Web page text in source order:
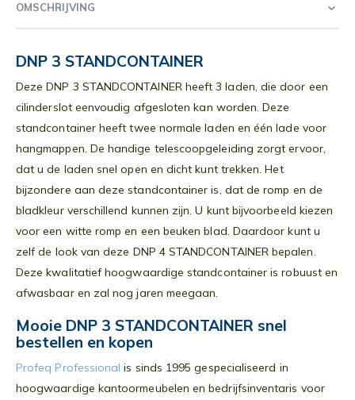
OMSCHRIJVING
DNP 3 STANDCONTAINER
Deze DNP 3 STANDCONTAINER heeft 3 laden, die door een
cilinderslot eenvoudig afgesloten kan worden. Deze
standcontainer heeft twee normale laden en één lade voor
hangmappen. De handige telescoopgeleiding zorgt ervoor,
dat u de laden snel open en dicht kunt trekken. Het
bijzondere aan deze standcontainer is, dat de romp en de
bladkleur verschillend kunnen zijn. U kunt bijvoorbeeld kiezen
voor een witte romp en een beuken blad. Daardoor kunt u
zelf de look van deze DNP 4 STANDCONTAINER bepalen.
Deze kwalitatief hoogwaardige standcontainer is robuust en
afwasbaar en zal nog jaren meegaan.
Mooie DNP 3 STANDCONTAINER snel
bestellen en kopen
Profeq Professional is sinds 1995 gespecialiseerd in
hoogwaardige kantoormeubelen en bedrijfsinventaris voor